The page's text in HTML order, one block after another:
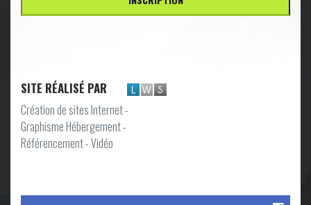
SITE RÉALISÉ PAR
Création de sites Internet -
Graphisme Hébergement -
Référencement - Vidéo